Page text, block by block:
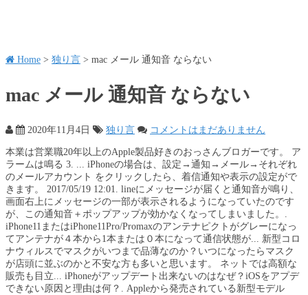
Home > 独り言 > mac メール 通知音 ならない
mac メール 通知音 ならない
2020年11月4日 独り言 コメントはまだありません
本業は営業職20年以上のApple製品好きのおっさんブロガーです。 ア
ラームは鳴る 3. ... iPhoneの場合は、設定→通知→メール→それぞれ
のメールアカウント をクリックしたら、着信通知や表示の設定がで
きます。 2017/05/19 12:01. lineにメッセージが届くと通知音が鳴り、
画面右上にメッセージの一部が表示されるようになっていたのです
が、この通知音＋ポップアップが効かなくなってしまいました。.
iPhone11またはiPhone11Pro/Promaxのアンテナピクトがグレーになっ
てアンテナが４本から1本または０本になって通信状態が... 新型コロ
ナウィルスでマスクがいつまで品薄なのか？いつになったらマスク
が店頭に並ぶのかと不安な方も多いと思います。 ネットでは高額な
販売も目立... iPhoneがアップデート出来ないのはなぜ？iOSをアプデ
できない原因と理由は何？. Appleから発売されている新型モデル